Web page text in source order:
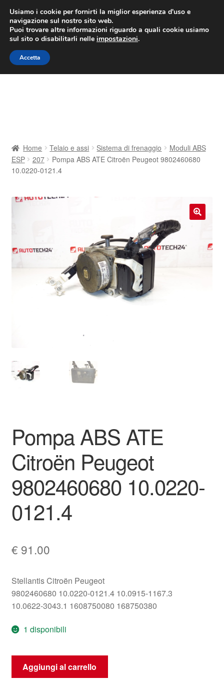
CONSEGNA da 7 EUR
Lun-Ven 9:00 - 16:00/800 580 290
Vai
alla
navigazione
Vai
al
contenuto
Consegna
Politica sulla riservatezza
Procedura di Reclamo
Spedizione in tutto il mondo
Home Telaio e assi Sistema di frenaggio
Moduli ABS
ESP
207
Pompa ABS ATE Citroën Peugeot 9802460680
10.0220-0121.4
Pompa ABS ATE
Citroën Peugeot
9802460680 10.0220-
0121.4
€ 91.00
Stellantis Citroën Peugeot
9802460680 10.0220-0121.4 10.0915-1167.3
10.0622-3043.1 1608750080 168750380
1 disponibili
Pompa
ABS
Aggiungi al carrello
Usiamo i cookie per fornirti la miglior esperienza d'uso e
navigazione sul nostro sito web.
Puoi trovare altre informazioni riguardo a quali cookie usiamo
sul sito o disabilitarli nelle impostazioni.
Accetta